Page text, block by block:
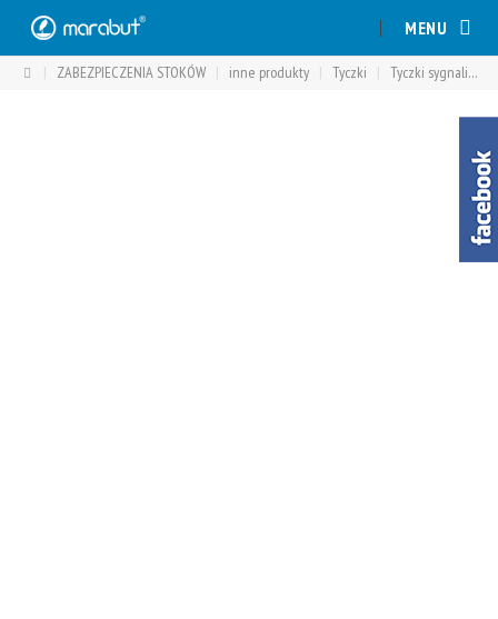
content
MENU
| ZABEZPIECZENIA STOKÓW | inne produkty | Tyczki | Tyczki sygnalizacyjne